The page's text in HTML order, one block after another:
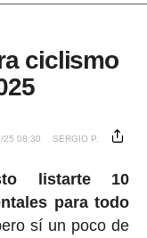
ciclismo
25 08:30 SERGIO P.
listarte 10
para todo
sí un poco de